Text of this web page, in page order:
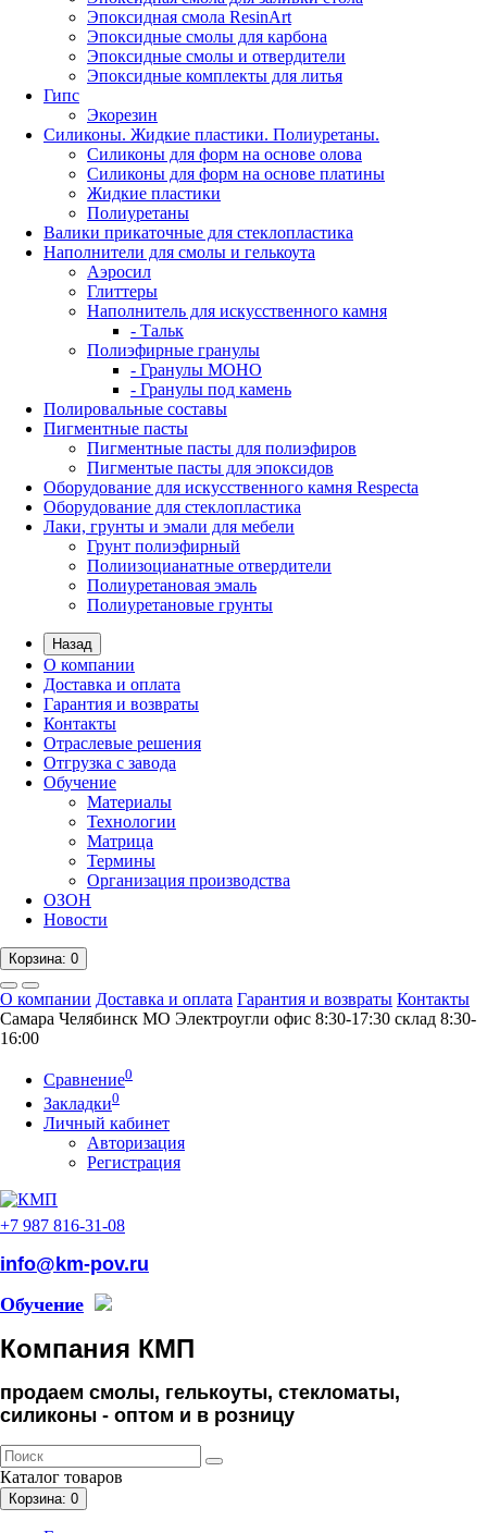
Эпоксидная смола ResinArt
Эпоксидные смолы для карбона
Эпоксидные смолы и отвердители
Эпоксидные комплекты для литья
Гипс
Экорезин
Силиконы. Жидкие пластики. Полиуретаны.
Силиконы для форм на основе олова
Силиконы для форм на основе платины
Жидкие пластики
Полиуретаны
Валики прикаточные для стеклопластика
Наполнители для смолы и гелькоута
Аэросил
Глиттеры
Наполнитель для искусственного камня
- Тальк
Полиэфирные гранулы
- Гранулы МОНО
- Гранулы под камень
Полировальные составы
Пигментные пасты
Пигментные пасты для полиэфиров
Пигментые пасты для эпоксидов
Оборудование для искусственного камня Respecta
Оборудование для стеклопластика
Лаки, грунты и эмали для мебели
Грунт полиэфирный
Полиизоцианатные отвердители
Полиуретановая эмаль
Полиуретановые грунты
Назад
О компании
Доставка и оплата
Гарантия и возвраты
Контакты
Отраслевые решения
Отгрузка с завода
Обучение
Материалы
Технологии
Матрица
Термины
Организация производства
ОЗОН
Новости
Корзина: 0
О компании Доставка и оплата Гарантия и возвраты Контакты
Самара Челябинск МO Электроугли офис 8:30-17:30 склад 8:30-
16:00
Сравнение0
Закладки0
Личный кабинет
Авторизация
Регистрация
+7 987 816-31-08
info@km-pov.ru
Обучение
Компания КМП
продаем смолы, гелькоуты, стекломаты,
силиконы - оптом и в розницу
Каталог товаров
Корзина: 0